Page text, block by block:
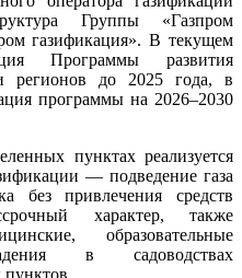
Группы «Газпром
газификация». В текущем
Программы развития
регионов до 2025 года, в
программы на 2026–2030
пунктах реализуется
— подведение газа
без привлечения средств
характер, также
образовательные
в садоводствах